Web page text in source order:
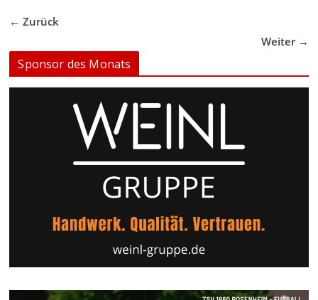
← Zurück
Weiter →
Sponsor des Monats